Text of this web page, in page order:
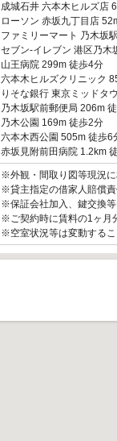
成城石井 六本木ヒルズ店
ローソン 赤坂九丁目店
ファミリーマート 乃木坂
セブン-イレブン 港区乃木
山王病院 299m 徒歩4分
六本木ヒルズクリニック
りそな銀行 東京ミッドタ
乃木坂駅前郵便局 206m
乃木公園 169m 徒歩2分
六本木西公園 505m 徒歩6
赤坂見附前田病院 1.2km
※外観・間取り図等
※貸主指定の借家人賠償責
※保証会社加入、鍵交換等
※ご契約時に賃料の1ヶ月
※空室状況等は変動するこ